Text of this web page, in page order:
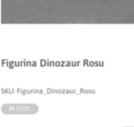
Figurina Dinozaur Rosu
SKU: Figurina_Dinozaur_Rosu
IN STOC